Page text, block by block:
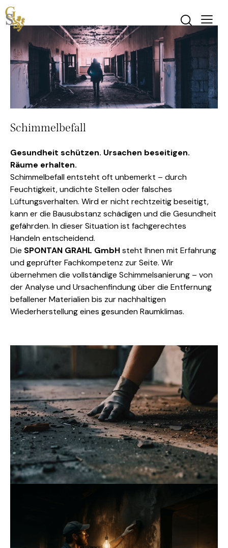
Schimmelbefall
Gesundheit schützen. Ursachen beseitigen.
Räume erhalten.
Schimmelbefall entsteht oft unbemerkt – durch
Feuchtigkeit, undichte Stellen oder falsches
Lüftungsverhalten. Wird er nicht rechtzeitig beseitigt,
kann er die Bausubstanz schädigen und die Gesundheit
gefährden. In dieser Situation ist fachgerechtes
Handeln entscheidend.
Die SPONTAN GRAHL GmbHsteht Ihnen mit Erfahrung
und geprüfter Fachkompetenz zur Seite. Wir
übernehmen die vollständige Schimmelsanierung – von
der Analyse und Ursachenfindung über die Entfernung
befallener Materialien bis zur nachhaltigen
Wiederherstellung eines gesunden Raumklimas.